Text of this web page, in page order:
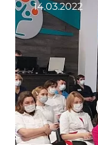
14.03.2022